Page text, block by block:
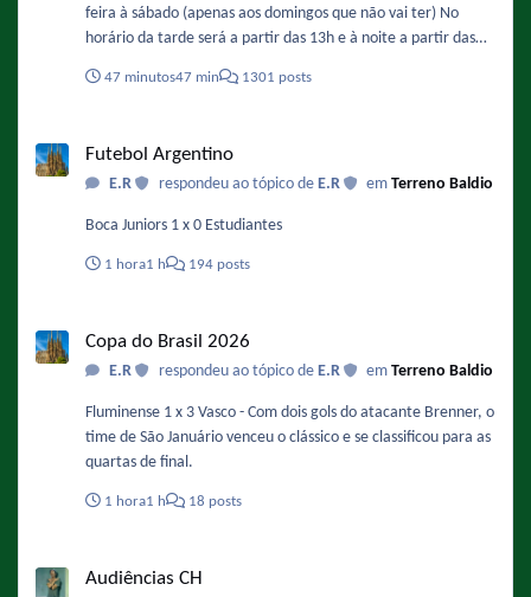
feira à sábado (apenas aos domingos que não vai ter) No
horário da tarde será a partir das 13h e à noite a partir das
deverão ter a duração reduzida nesse período. Que isso não
político : DE SEGUNDA A SEXTA 8:30 Primeiro Impacto 13:00
Horário Eleitoral 13:25 Chaves (com 2 episódios) Entre 14:05 a
SBT Brasil 20:30 Horário Eleitoral 20:55 Novela mexicana
Com Danilo Gentili SÁBADO 7:00 Sábado Animado 11:00 SBT
Notícias 13:00 Horário Eleitoral 13:25 Clube do Chaves 14:15
18:45 SBT Cidades 19:45 SBT Brasil 20:30 Horário Eleitoral
20:55 ? 21:15 Bake Off Brasil 22:30 Viva a Noite - No sábado,
entre o horário eleitoral e o Bake Off Brasil, daria para o SBT
buraco. Se o SBT quiser exibir as sagas das vizinhas (1978 e
47 minutos47 min 1301 posts
Futebol Argentino
E.R respondeu ao tópico de E.R emTerreno Baldio
Boca Juniors 1 x 0 Estudiantes
1 hora1 h 194 posts
Copa do Brasil 2026
E.R respondeu ao tópico de E.R emTerreno Baldio
Fluminense 1 x 3 Vasco - Com dois gols do atacante Brenner, o
time de São Januário venceu o clássico e se classificou para as
quartas de final.
1 hora1 h 18 posts
Audiências CH